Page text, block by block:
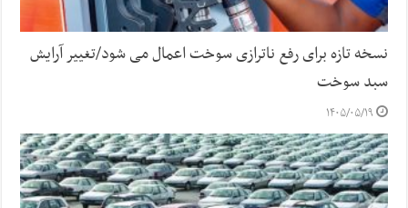
نسخه تازه برای رفع ناترازی سوخت اعمال می شود/تغییر آرایش
سبد سوخت
۱۴۰۵/۰۵/۱۹